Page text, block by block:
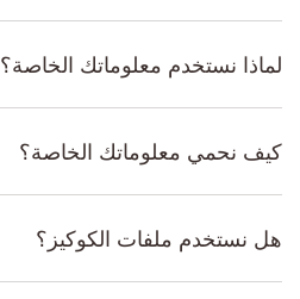
لماذا نستخدم معلوماتك الخاصة؟
كيف نحمي معلوماتك الخاصة؟
هل نستخدم ملفات الكوكيز؟